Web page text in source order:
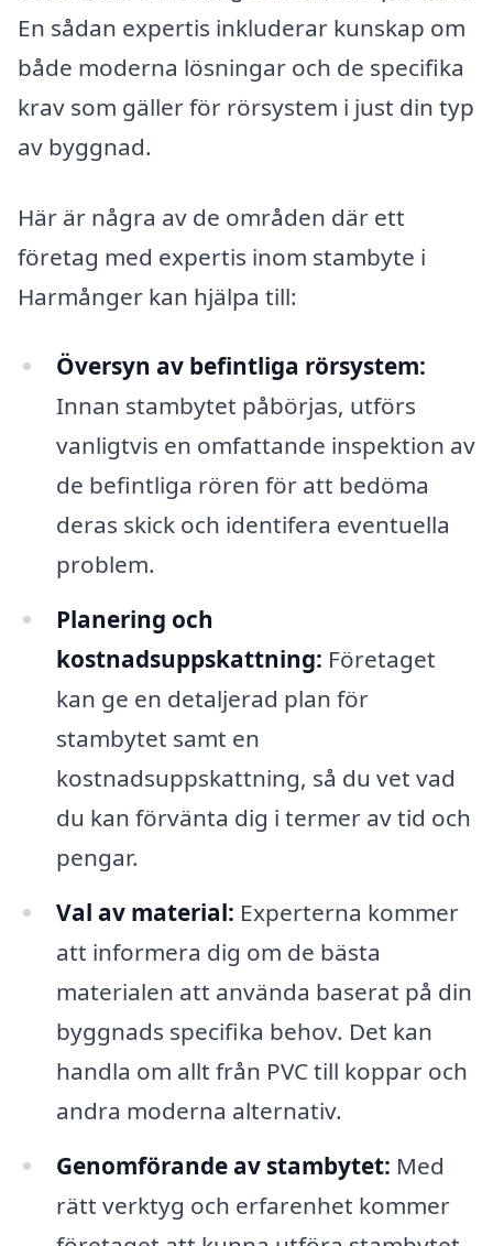
En sådan expertis inkluderar kunskap om
både moderna lösningar och de specifika
krav som gäller för rörsystem i just din typ
av byggnad.
Här är några av de områden där ett
företag med expertis inom stambyte i
Harmånger kan hjälpa till:
Översyn av befintliga rörsystem:
Innan stambytet påbörjas, utförs
vanligtvis en omfattande inspektion av
de befintliga rören för att bedöma
deras skick och identifera eventuella
problem.
Planering och
kostnadsuppskattning: Företaget
kan ge en detaljerad plan för
stambytet samt en
kostnadsuppskattning, så du vet vad
du kan förvänta dig i termer av tid och
pengar.
Val av material: Experterna kommer
att informera dig om de bästa
materialen att använda baserat på din
byggnads specifika behov. Det kan
handla om allt från PVC till koppar och
andra moderna alternativ.
Genomförande av stambytet: Med
rätt verktyg och erfarenhet kommer